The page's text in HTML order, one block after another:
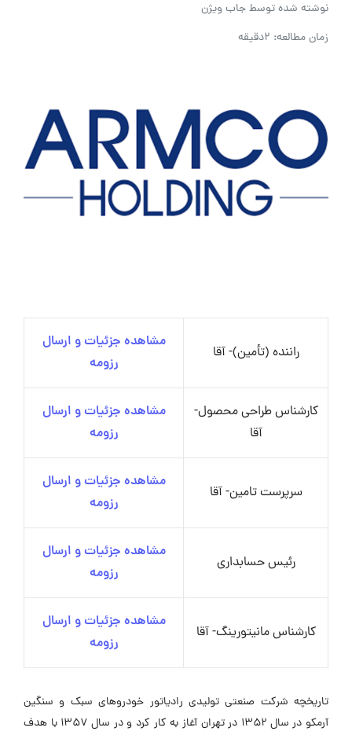
نوشته شده توسطجاب ویژن
زمان مطالعه: 2دقیقه
راننده (تأمین)- آقا
مشاهده جزئیات و ارسال
رزومه
کارشناس طراحی محصول-
آقا
مشاهده جزئیات و ارسال
رزومه
سرپرست تامین- آقا
مشاهده جزئیات و ارسال
رزومه
رئیس حسابداری
مشاهده جزئیات و ارسال
رزومه
کارشناس مانیتورینگ- آقا
مشاهده جزئیات و ارسال
رزومه
تاریخچه شرکت صنعتی تولیدی رادیاتور خودروهای سبک و سنگین
آرمکو در سال ۱۳۵۲ در تهران آغاز به کار کرد و در سال ۱۳۵۷ با هدف